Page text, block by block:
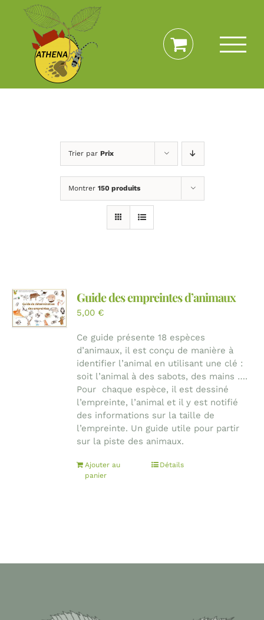
Passer
contenu
Trier par Prix
Montrer 150 produits
Guide des empreintes d’animaux
5,00 €
Ce guide présente 18 espèces
d’animaux, il est conçu de manière à
identifier l’animal en utilisant une clé :
soit l’animal à des sabots, des mains ….
Pour chaque espèce, il est dessiné
l’empreinte, l’animal et il y est notifié
des informations sur la taille de
l’empreinte. Un guide utile pour partir
sur la piste des animaux.
Ajouter au
panier
Détails